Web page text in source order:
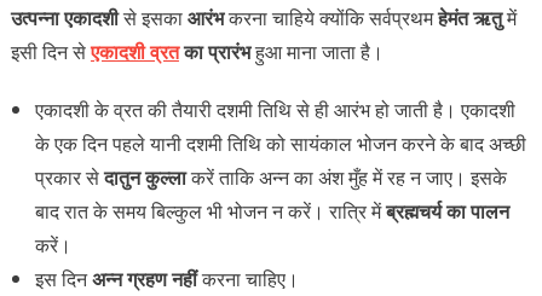
उत्पन्ना एकादशीसे इसकाआरंभकरना चाहिये क्योंकि सर्वप्रथमहेमंत ऋतुमें
इसी दिन सेएकादशी व्रतका प्रारंभहुआ माना जाता है।
एकादशी के व्रत की तैयारी दशमी तिथि से ही आरंभ हो जाती है। एकादशी
के एक दिन पहले यानी दशमी तिथि को सायंकाल भोजन करने के बाद अच्छी
प्रकार सेदातुन कुल्लाकरें ताकि अन्न का अंश मुँह में रह न जाए। इसके
बाद रात के समय बिल्कुल भी भोजन न करें। रात्रि मेंब्रह्मचर्य का पालन
करें।
इस दिनअन्‍न ग्रहण नहींकरना चाहिए।